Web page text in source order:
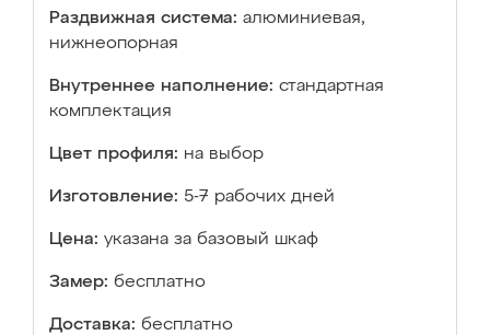
Раздвижная система: алюминиевая,
нижнеопорная
Внутреннее наполнение: стандартная
комплектация
Цвет профиля: на выбор
Изготовление: 5-7 рабочих дней
Цена: указана за базовый шкаф
Замер: бесплатно
Доставка: бесплатно